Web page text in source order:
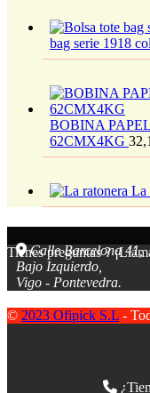
bag serie 1918
BOBINA
62CMX4KG
La
Tienes preguntas ?
Calle Barcelona 41,
Bajo Izquierdo,
Vigo - Pontevedra.
© 2023 Ofipick S.L -